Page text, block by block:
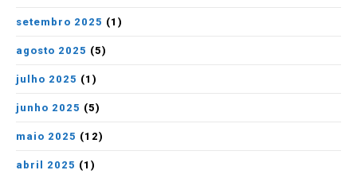
setembro 2025 (1)
agosto 2025 (5)
julho 2025 (1)
junho 2025 (5)
maio 2025 (12)
abril 2025 (1)